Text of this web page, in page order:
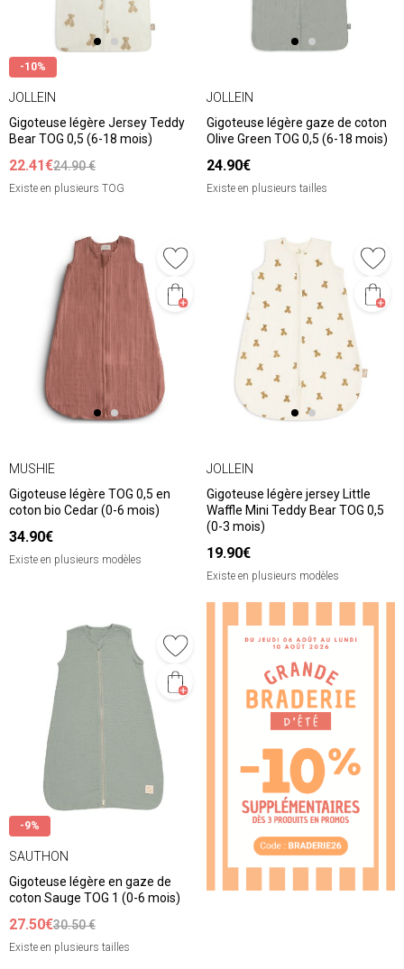
-10%
JOLLEIN
Gigoteuse légère Jersey Teddy
Bear TOG 0,5 (6-18 mois)
22.41€24.90 €
Existe en plusieurs TOG
JOLLEIN
Gigoteuse légère gaze de coton
Olive Green TOG 0,5 (6-18 mois)
24.90€
Existe en plusieurs tailles
MUSHIE
Gigoteuse légère TOG 0,5 en
coton bio Cedar (0-6 mois)
34.90€
Existe en plusieurs modèles
JOLLEIN
Gigoteuse légère jersey Little
Waffle Mini Teddy Bear TOG 0,5
(0-3 mois)
19.90€
Existe en plusieurs modèles
-9%
SAUTHON
Gigoteuse légère en gaze de
coton Sauge TOG 1 (0-6 mois)
27.50€30.50 €
Existe en plusieurs tailles